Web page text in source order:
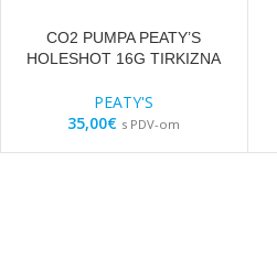
CO2 PUMPA PEATY’S
HOLESHOT 16G TIRKIZNA
PEATY'S
35,00€ s PDV-om